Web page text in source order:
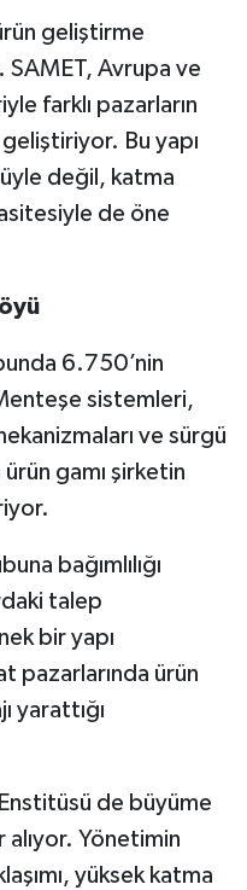
geliştirme
SAMET, Avrupa ve
farklı pazarların
Bu yapı
değil, katma
de öne
6.750’nin
sistemleri,
ve sürgü
gamı şirketin
bağımlılığı
talep
bir yapı
pazarlarında ürün
yarattığı
de büyüme
Yönetimin
yüksek katma